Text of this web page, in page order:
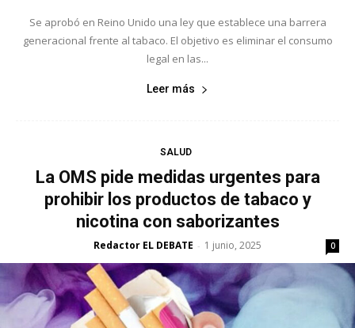
Se aprobó en Reino Unido una ley que establece una barrera
generacional frente al tabaco. El objetivo es eliminar el consumo
legal en las...
Leer más
SALUD
La OMS pide medidas urgentes para
prohibir los productos de tabaco y
nicotina con saborizantes
Redactor EL DEBATE - 1 junio, 2025 0